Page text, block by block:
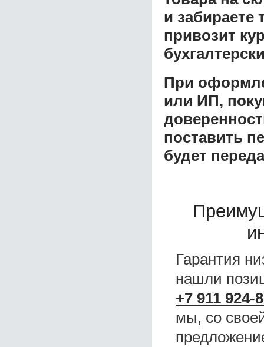
и забираете
привозит
При
или ИП,
поставить
будет
Гарантия
нашли
+7 911 924-
мы, со